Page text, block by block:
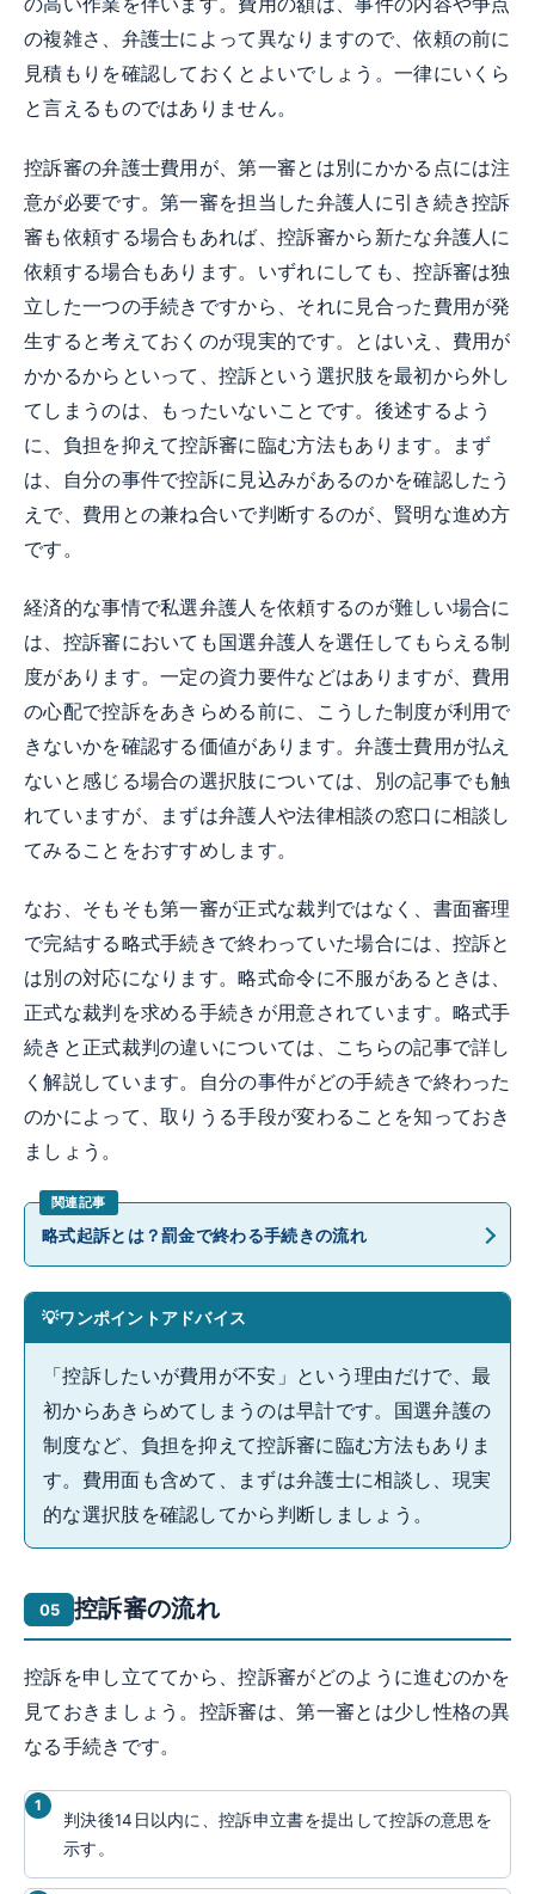
の高い作業を伴います。費用の額は、事件の内容や争点
の複雑さ、弁護士によって異なりますので、依頼の前に
見積もりを確認しておくとよいでしょう。一律にいくら
と言えるものではありません。
控訴審の弁護士費用が、第一審とは別にかかる点には注
意が必要です。第一審を担当した弁護人に引き続き控訴
審も依頼する場合もあれば、控訴審から新たな弁護人に
依頼する場合もあります。いずれにしても、控訴審は独
立した一つの手続きですから、それに見合った費用が発
生すると考えておくのが現実的です。とはいえ、費用が
かかるからといって、控訴という選択肢を最初から外し
てしまうのは、もったいないことです。後述するよう
に、負担を抑えて控訴審に臨む方法もあります。まず
は、自分の事件で控訴に見込みがあるのかを確認したう
えで、費用との兼ね合いで判断するのが、賢明な進め方
です。
経済的な事情で私選弁護人を依頼するのが難しい場合に
は、控訴審においても国選弁護人を選任してもらえる制
度があります。一定の資力要件などはありますが、費用
の心配で控訴をあきらめる前に、こうした制度が利用で
きないかを確認する価値があります。弁護士費用が払え
ないと感じる場合の選択肢については、別の記事でも触
れていますが、まずは弁護人や法律相談の窓口に相談し
てみることをおすすめします。
なお、そもそも第一審が正式な裁判ではなく、書面審理
で完結する略式手続きで終わっていた場合には、控訴と
は別の対応になります。略式命令に不服があるときは、
正式な裁判を求める手続きが用意されています。略式手
続きと正式裁判の違いについては、こちらの記事で詳し
く解説しています。自分の事件がどの手続きで終わった
のかによって、取りうる手段が変わることを知っておき
ましょう。
略式起訴とは？罰金で終わる手続きの流れ
ワンポイントアドバイス
「控訴したいが費用が不安」という理由だけで、最
初からあきらめてしまうのは早計です。国選弁護の
制度など、負担を抑えて控訴審に臨む方法もありま
す。費用面も含めて、まずは弁護士に相談し、現実
的な選択肢を確認してから判断しましょう。
控訴審の流れ
控訴を申し立ててから、控訴審がどのように進むのかを
見ておきましょう。控訴審は、第一審とは少し性格の異
なる手続きです。
判決後14日以内に、控訴申立書を提出して控訴の意思を
示す。